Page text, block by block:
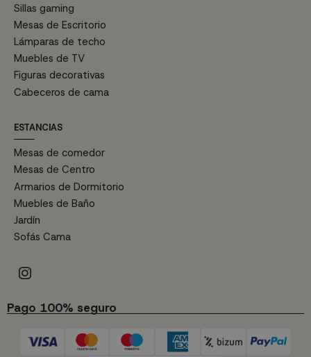
Sillas gaming
Mesas de Escritorio
Lámparas de techo
Muebles de TV
Figuras decorativas
Cabeceros de cama
ESTANCIAS
Mesas de comedor
Mesas de Centro
Armarios de Dormitorio
Muebles de Baño
Jardín
Sofás Cama
Pago 100% seguro